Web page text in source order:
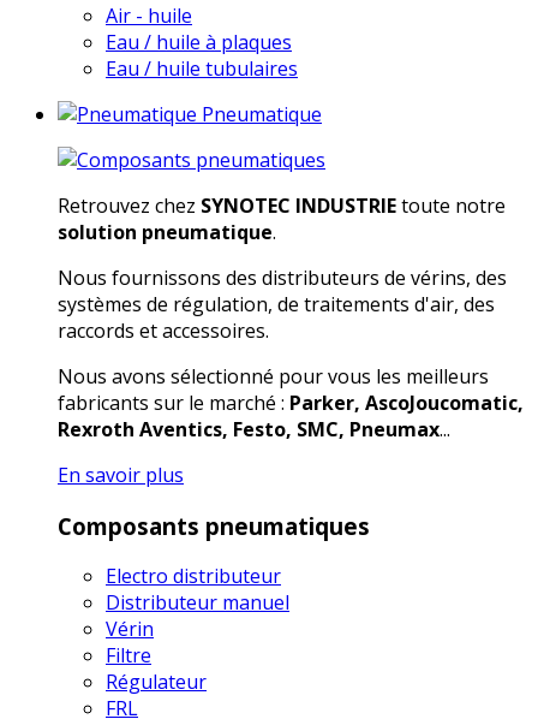
Air - huile
Eau / huile à plaques
Eau / huile tubulaires
Pneumatique
Retrouvez chez SYNOTEC INDUSTRIEtoute notre
solution pneumatique.
Nous fournissons des distributeurs de vérins, des
systèmes de régulation, de traitements d'air, des
raccords et accessoires.
Nous avons sélectionné pour vous les meilleurs
fabricants sur le marché : Parker, AscoJoucomatic,
Rexroth Aventics, Festo, SMC, Pneumax...
En savoir plus
Composants pneumatiques
Electro distributeur
Distributeur manuel
Vérin
Filtre
Régulateur
FRL